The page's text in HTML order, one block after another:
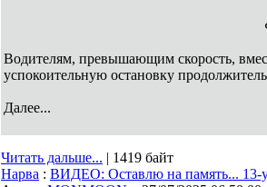
Водителям, превышающим скорость,
успокоительную остановку
Далее...
Читать дальше... | 1419 байт
Нарва : ВИДЕО: Оставлю на память... 13-